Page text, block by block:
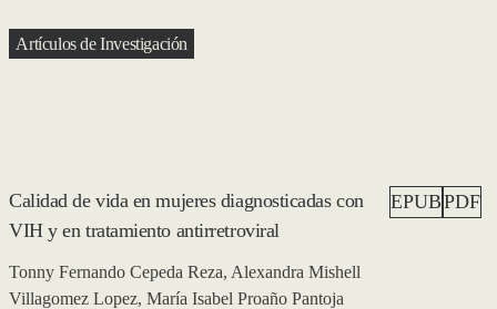
Artículos de Investigación
Calidad de vida en mujeres diagnosticadas con
VIH y en tratamiento antirretroviral
Tonny Fernando Cepeda Reza, Alexandra Mishell
Villagomez Lopez, María Isabel Proaño Pantoja
PDF
EPUB